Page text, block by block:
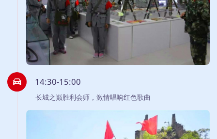
14:30-15:00
长城之巅胜利会师，激情唱响红色歌曲